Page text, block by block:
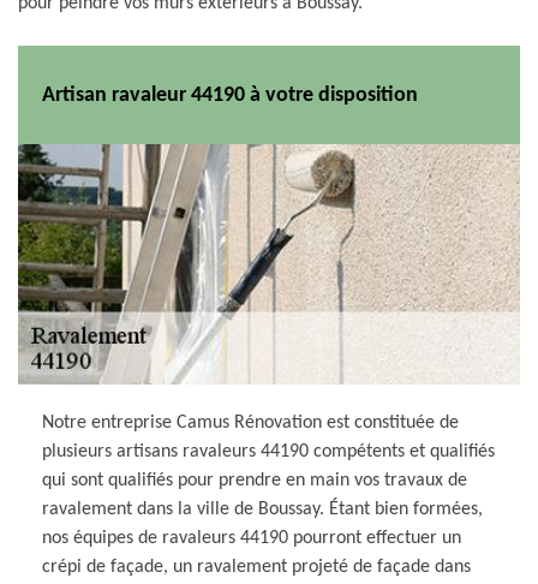
pour peindre vos murs extérieurs à Boussay.
Artisan ravaleur 44190 à votre disposition
Notre entreprise Camus Rénovation est constituée de
plusieurs artisans ravaleurs 44190 compétents et qualifiés
qui sont qualifiés pour prendre en main vos travaux de
ravalement dans la ville de Boussay. Étant bien formées,
nos équipes de ravaleurs 44190 pourront effectuer un
crépi de façade, un ravalement projeté de façade dans